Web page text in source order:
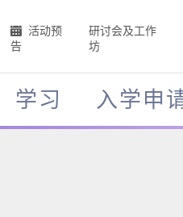
活动预
告
研讨会及工作
坊
学习 入学申